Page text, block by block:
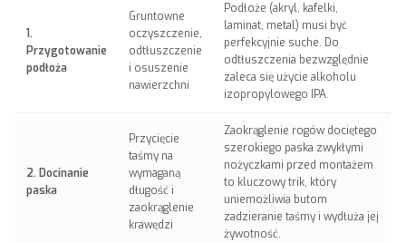
1.
Przygotowanie
podłoża
Gruntowne
oczyszczenie,
odtłuszczenie
i osuszenie
nawierzchni
Podłoże (akryl, kafelki,
laminat, metal) musi być
perfekcyjnie suche. Do
odtłuszczenia bezwzględnie
zaleca się użycie alkoholu
izopropylowego IPA.
2. Docinanie
paska
Przycięcie
taśmy na
wymaganą
długość i
zaokrąglenie
krawędzi
Zaokrąglenie rogów dociętego
szerokiego paska zwykłymi
nożyczkami przed montażem
to kluczowy trik, który
uniemożliwia butom
zadzieranie taśmy i wydłuża jej
żywotność.